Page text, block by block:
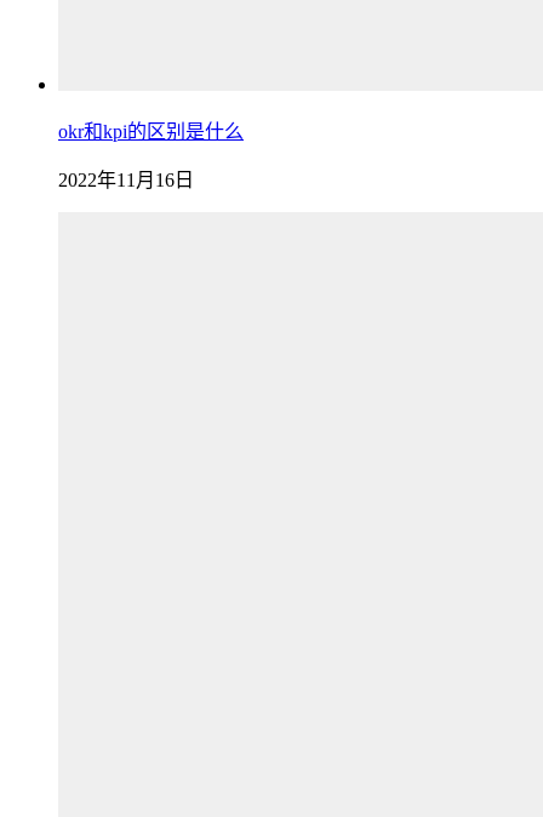
okr和kpi的区别是什么
2022年11月16日